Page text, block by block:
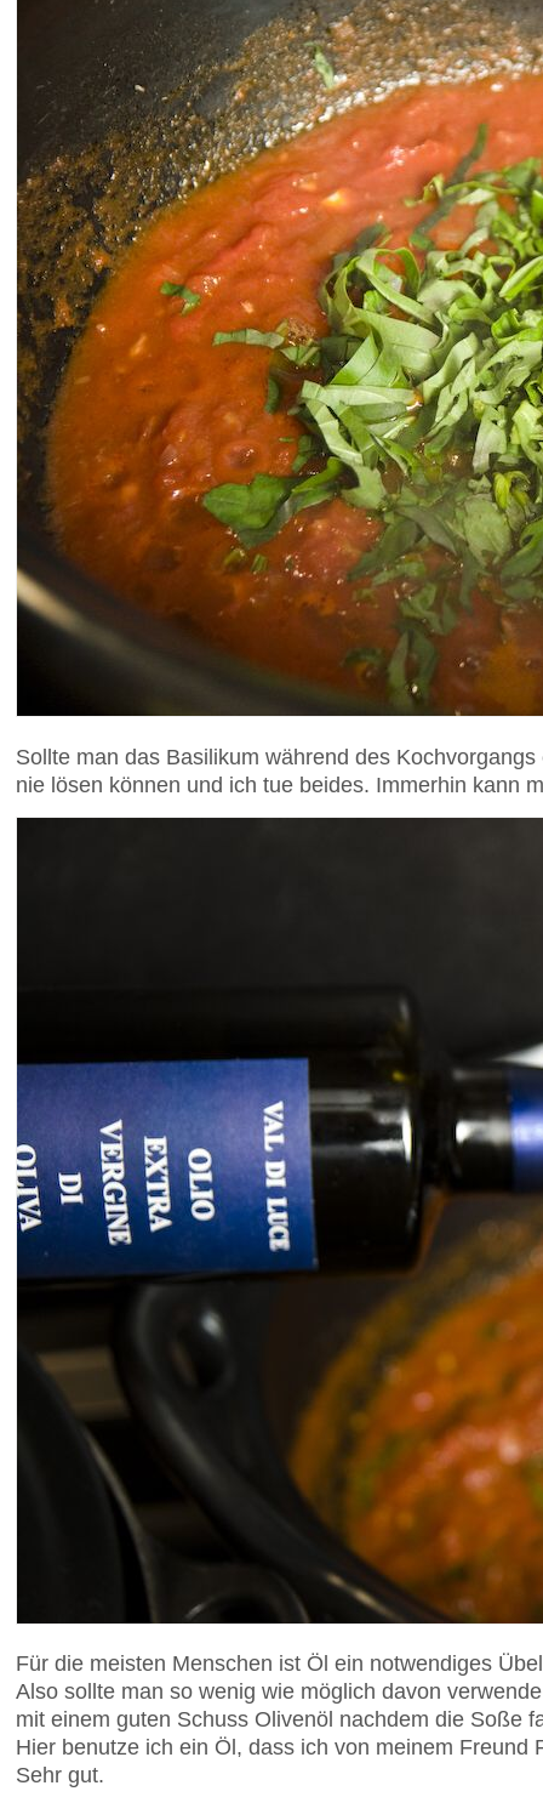
Sollte man das Basilikum während des
nie lösen können und ich tue beides. Immerhin kann
Für die meisten Menschen ist Öl ein notwendiges
Also sollte man so wenig wie möglich davon
mit einem guten Schuss Olivenöl nachdem die Soße
Hier benutze ich ein Öl, dass ich von meinem
Sehr gut.